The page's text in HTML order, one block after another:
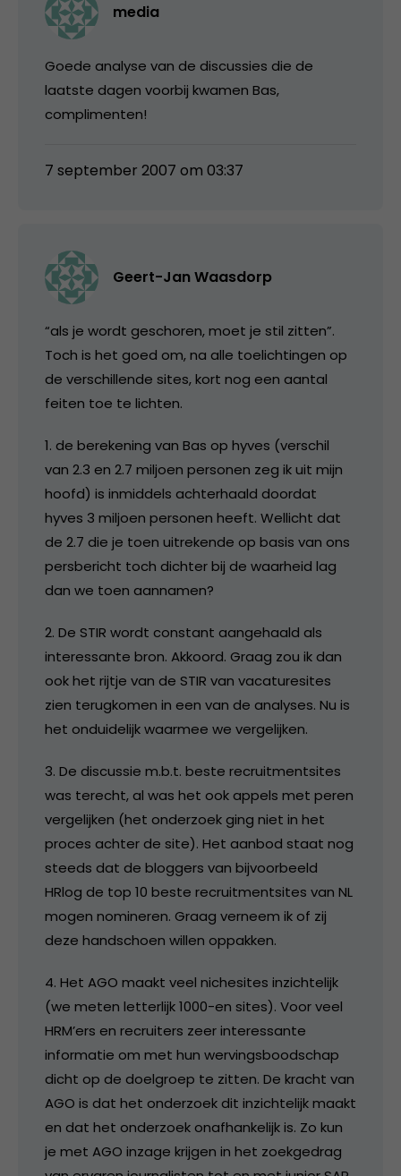
media
Goede analyse van de discussies die de
laatste dagen voorbij kwamen Bas,
complimenten!
7 september 2007 om 03:37
Geert-Jan Waasdorp
“als je wordt geschoren, moet je stil zitten”.
Toch is het goed om, na alle toelichtingen op
de verschillende sites, kort nog een aantal
feiten toe te lichten.
1. de berekening van Bas op hyves (verschil
van 2.3 en 2.7 miljoen personen zeg ik uit mijn
hoofd) is inmiddels achterhaald doordat
hyves 3 miljoen personen heeft. Wellicht dat
de 2.7 die je toen uitrekende op basis van ons
persbericht toch dichter bij de waarheid lag
dan we toen aannamen?
2. De STIR wordt constant aangehaald als
interessante bron. Akkoord. Graag zou ik dan
ook het rijtje van de STIR van vacaturesites
zien terugkomen in een van de analyses. Nu is
het onduidelijk waarmee we vergelijken.
3. De discussie m.b.t. beste recruitmentsites
was terecht, al was het ook appels met peren
vergelijken (het onderzoek ging niet in het
proces achter de site). Het aanbod staat nog
steeds dat de bloggers van bijvoorbeeld
HRlog de top 10 beste recruitmentsites van NL
mogen nomineren. Graag verneem ik of zij
deze handschoen willen oppakken.
4. Het AGO maakt veel nichesites inzichtelijk
(we meten letterlijk 1000-en sites). Voor veel
HRM’ers en recruiters zeer interessante
informatie om met hun wervingsboodschap
dicht op de doelgroep te zitten. De kracht van
AGO is dat het onderzoek dit inzichtelijk maakt
en dat het onderzoek onafhankelijk is. Zo kun
je met AGO inzage krijgen in het zoekgedrag